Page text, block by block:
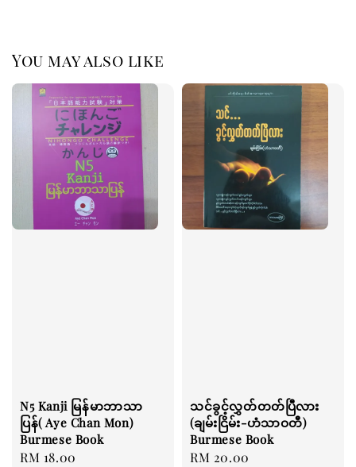
You may also like
N5 Kanji မြန်မာဘာသာ
ပြန်( Aye Chan Mon)
Burmese Book
Regular
RM 18.00
သင်ခွင့်လွှတ်တတ်ပြီလား
(ချမ်းငြိမ်း-ဟံသာဝတီ)
Burmese Book
Regular
RM 20.00